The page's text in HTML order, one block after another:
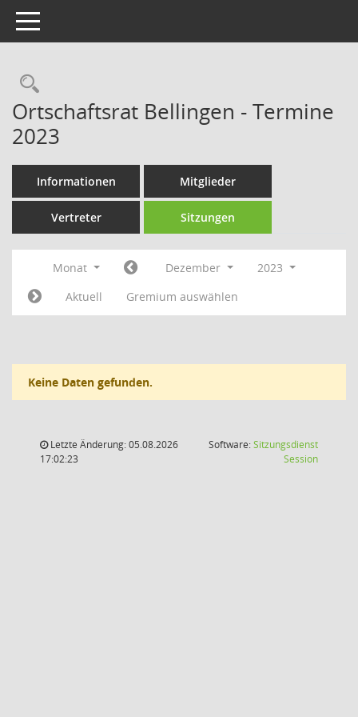
Toggle navigation
Rechercheauswahl
Ortschaftsrat Bellingen - Termine
2023
Informationen Mitglieder
Vertreter Sitzungen
Monat Dezember
2023
Aktuell
Gremium auswählen
Keine Daten gefunden.
Letzte Änderung: 05.08.2026
17:02:23
Software:Sitzungsdienst
Session(Wird in